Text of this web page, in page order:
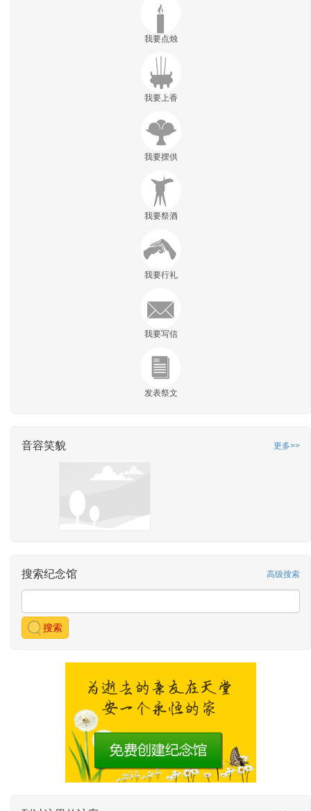
我要点烛
我要上香
我要摆供
我要祭酒
我要行礼
我要写信
发表祭文
音容笑貌 更多>>
搜索纪念馆 高级搜索
搜索